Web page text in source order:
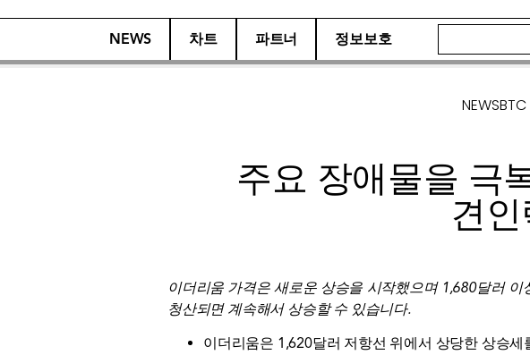
NEWS 차트 파트너 정보보호
NEWSBTC
주요 장애물을 극
견
이더리움 가격은 새로운 상승을 시작했으며 1,680달러
청산되면 계속해서 상승할 수 있습니다.
이더리움은 1,620달러 저항선 위에서 상당한 상승세